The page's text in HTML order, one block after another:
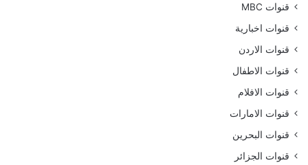
قنوات MBC
قنوات اخبارية
قنوات الاردن
قنوات الاطفال
قنوات الافلام
قنوات الامارات
قنوات البحرين
قنوات الجزائر